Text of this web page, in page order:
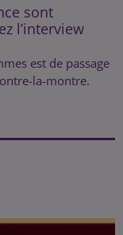
sont
l’interview
est de passage
la-montre.